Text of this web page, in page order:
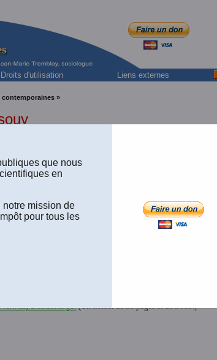
Droits d'utilisation Liens externes
»
Reader) à télécharger
à télécharger(Un fichier de 38 pages et de 3 Mo.)
que nous
en
notre mission de
pour tous les